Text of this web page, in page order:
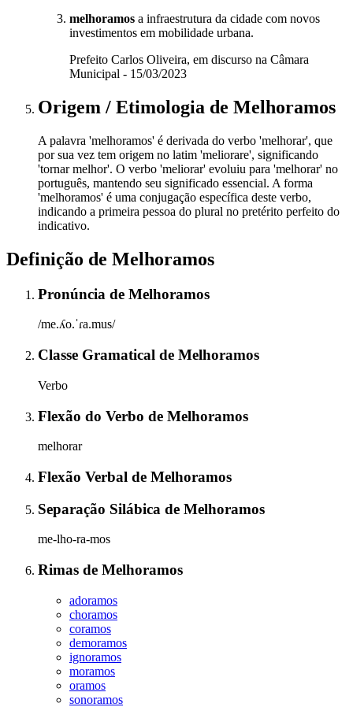
melhoramos a infraestrutura da cidade com novos
investimentos em mobilidade urbana.
Prefeito Carlos Oliveira, em discurso na Câmara
Municipal - 15/03/2023
Origem / Etimologia de Melhoramos
A palavra 'melhoramos' é derivada do verbo 'melhorar', que
por sua vez tem origem no latim 'meliorare', significando
'tornar melhor'. O verbo 'meliorar' evoluiu para 'melhorar' no
português, mantendo seu significado essencial. A forma
'melhoramos' é uma conjugação específica deste verbo,
indicando a primeira pessoa do plural no pretérito perfeito do
indicativo.
Definição de Melhoramos
Pronúncia de Melhoramos
/me.ʎo.ˈɾa.mus/
Classe Gramatical de Melhoramos
Verbo
Flexão do Verbo de Melhoramos
melhorar
Flexão Verbal de Melhoramos
Separação Silábica de Melhoramos
me-lho-ra-mos
Rimas de Melhoramos
adoramos
choramos
coramos
demoramos
ignoramos
moramos
oramos
sonoramos